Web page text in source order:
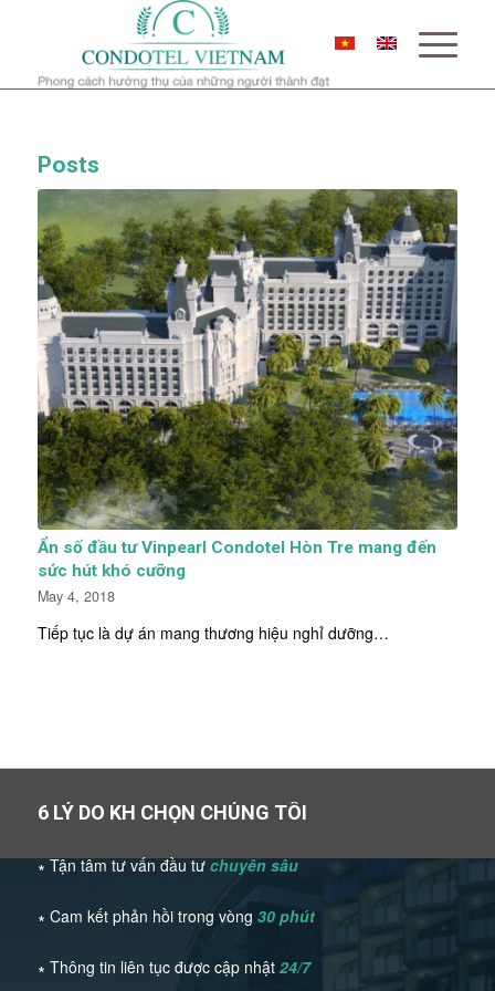
Posts
Ẩn số đầu tư Vinpearl Condotel Hòn Tre mang đến
sức hút khó cưỡng
May 4, 2018
Tiếp tục là dự án mang thương hiệu nghỉ dưỡng…
6 LÝ DO KH CHỌN CHÚNG TÔI
∗ Tận tâm tư vấn đầu tưchuyên sâu
∗ Cam kết phản hồi trong vòng 30 phút
∗ Thông tin liên tục được cập nhật 24/7